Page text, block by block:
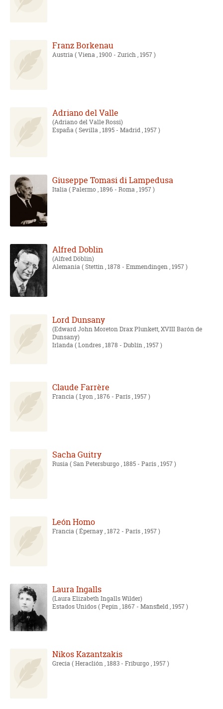
Franz Borkenau
Austria( Viena , 1900 - Zurich , 1957 )
Adriano del Valle
Adriano del Valle Rossi
España( Sevilla , 1895 - Madrid , 1957 )
Giuseppe Tomasi di Lampedusa
Italia( Palermo , 1896 - Roma , 1957 )
Alfred Doblin
Alfred Döblin
Alemania( Stettin , 1878 - Emmendingen , 1957 )
Lord Dunsany
Edward John Moreton Drax Plunkett, XVIII Barón de
Dunsany
Irlanda( Londres , 1878 - Dublín , 1957 )
Claude Farrère
Francia( Lyon , 1876 - París , 1957 )
Sacha Guitry
Rusia( San Petersburgo , 1885 - París , 1957 )
León Homo
Francia( Épernay , 1872 - París , 1957 )
Laura Ingalls
Laura Elizabeth Ingalls Wilder
Estados Unidos( Pepin , 1867 - Mansfield , 1957 )
Nikos Kazantzakis
Grecia( Heraclión , 1883 - Friburgo , 1957 )